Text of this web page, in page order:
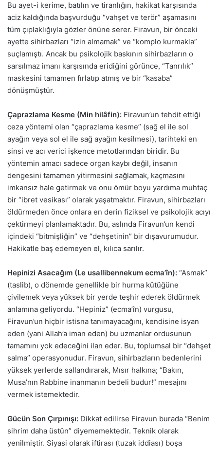
Bu ayet-i kerime, batılın ve tiranlığın, hakikat karşısında
aciz kaldığında başvurduğu “vahşet ve terör” aşamasını
tüm çıplaklığıyla gözler önüne serer. Firavun, bir önceki
ayette sihirbazları “izin almamak” ve “komplo kurmakla”
suçlamıştı. Ancak bu psikolojik baskının sihirbazların o
sarsılmaz imanı karşısında eridiğini görünce, “Tanrılık”
maskesini tamamen fırlatıp atmış ve bir “kasaba”
dönüşmüştür.
Çaprazlama Kesme (Min hilâfin): Firavun’un tehdit ettiği
ceza yöntemi olan “çaprazlama kesme” (sağ el ile sol
ayağın veya sol el ile sağ ayağın kesilmesi), tarihteki en
sinsi ve acı verici işkence metotlarından biridir. Bu
yöntemin amacı sadece organ kaybı değil, insanın
dengesini tamamen yitirmesini sağlamak, kaçmasını
imkansız hale getirmek ve onu ömür boyu yardıma muhtaç
bir “ibret vesikası” olarak yaşatmaktır. Firavun, sihirbazları
öldürmeden önce onlara en derin fiziksel ve psikolojik acıyı
çektirmeyi planlamaktadır. Bu, aslında Firavun’un kendi
içindeki “bitmişliğin” ve “dehşetinin” bir dışavurumudur.
Hakikatle baş edemeyen el, kılıca sarılır.
Hepinizi Asacağım (Le usallibennekum ecma’în): “Asmak”
(taslib), o dönemde genellikle bir hurma kütüğüne
çivilemek veya yüksek bir yerde teşhir ederek öldürmek
anlamına geliyordu. “Hepiniz” (ecma’în) vurgusu,
Firavun’un hiçbir istisna tanımayacağını, kendisine isyan
eden (yani Allah’a iman eden) bu uzmanlar ordusunun
tamamını yok edeceğini ilan eder. Bu, toplumsal bir “dehşet
salma” operasyonudur. Firavun, sihirbazların bedenlerini
yüksek yerlerde sallandırarak, Mısır halkına; “Bakın,
Musa’nın Rabbine inanmanın bedeli budur!” mesajını
vermek istemektedir.
Gücün Son Çırpınışı: Dikkat edilirse Firavun burada “Benim
sihrim daha üstün” diyememektedir. Teknik olarak
yenilmiştir. Siyasi olarak iftirası (tuzak iddiası) boşa